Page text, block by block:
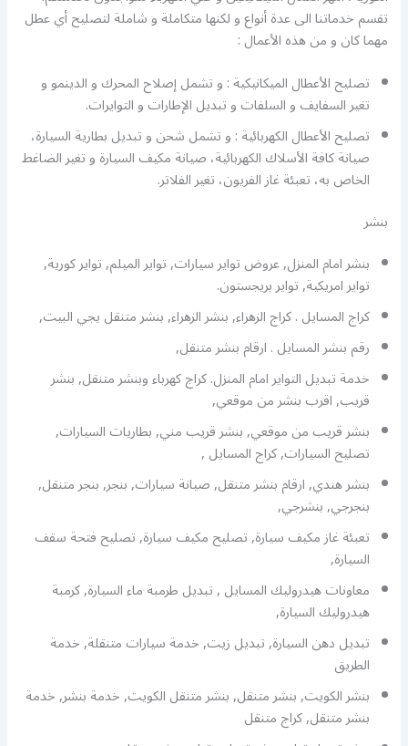
تقسم خدماتنا الى عدة أنواع و لكنها متكاملة و شاملة لتصليح أي عطل
مهما كان و من هذه الأعمال :
تصليح الأعطال الميكانيكية : و تشمل إصلاح المحرك و الدينمو و
تغير السفايف و السلفات و تبديل الإطارات و التوايرات.
تصليح الأعطال الكهربائية : و تشمل شحن و تبديل بطارية السيارة،
صيانة كافة الأسلاك الكهربائية، صيانة مكيف السيارة و تغير الضاغط
الخاص به، تعبئة غاز الفريون، تغير الفلاتر.
بنشر
بنشر امام المنزل, عروض تواير سيارات, تواير الميلم, تواير كورية,
تواير امريكية, تواير بريجستون.
كراج المسايل . كراج الزهراء, بنشر الزهراء, بنشر متنقل يجي البيت,
رقم بنشر المسايل . ارقام بنشر متنقل,
خدمة تبديل التواير امام المنزل. كراج كهرباء وبنشر متنقل, بنشر
قريب, اقرب بنشر من موقعي,
بنشر قريب من موقعي, بنشر قريب مني, بطاريات السيارات,
تصليح السيارات, كراج المسايل ,
بنشر هندي, ارقام بنشر متنقل, صيانة سيارات, بنجر, بنجر متنقل,
بنجرجي, بنشرجي,
تعبئة غاز مكيف سيارة, تصليح مكيف سيارة, تصليح فتحة سقف
السيارة,
معاونات هيدروليك المسايل , تبديل طرمبة ماء السيارة, كرمبة
هيدروليك السيارة,
تبديل دهن السيارة, تبديل زيت, خدمة سيارات متنقلة, خدمة
الطريق
بنشر الكويت, بنشر متنقل, بنشر متنقل الكويت, خدمة بنشر, خدمة
بنشر متنقل, كراج متنقل